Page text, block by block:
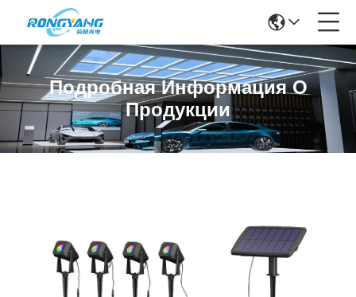
Подробная Информация О
Продукции